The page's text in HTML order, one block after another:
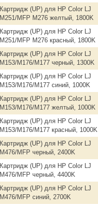
Картридж (UP) для HP Color LJ
M251/MFP M276 желтый, 1800K
Картридж (UP) для HP Color LJ
M251/MFP M276 красный, 1800K
Картридж (UP) для HP Color LJ
M153/M176/M177 черный, 1300K
Картридж (UP) для HP Color LJ
M153/M176/M177 синий, 1000K
Картридж (UP) для HP Color LJ
M153/M176/M177 желтый, 1000K
Картридж (UP) для HP Color LJ
M153/M176/M177 красный, 1000K
Картридж (UP) для HP Color LJ
M476/MFP черный, 2400K
Картридж (UP) для HP Color LJ
M476/MFP черный, 4400K
Картридж (UP) для HP Color LJ
M476/MFP синий, 2700K